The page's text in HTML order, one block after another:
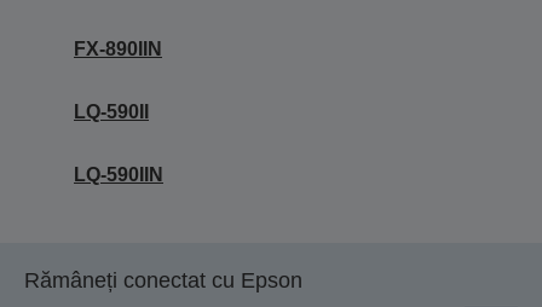
FX-890IIN
LQ-590II
LQ-590IIN
Rămâneți conectat cu Epson